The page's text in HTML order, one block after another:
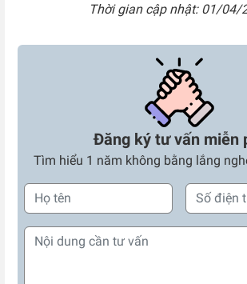
Thời gian cập nhật: 01/04/
Đăng ký tư vấn miễn
Tìm hiểu 1 năm không bằng lắng